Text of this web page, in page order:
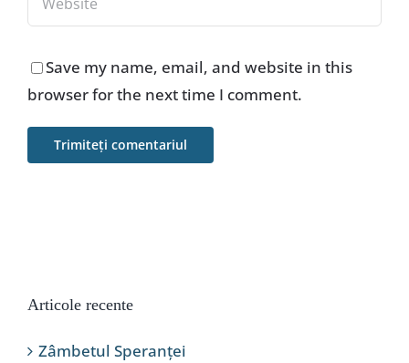
Save my name, email, and website in this
browser for the next time I comment.
Articole recente
Zâmbetul Speranței